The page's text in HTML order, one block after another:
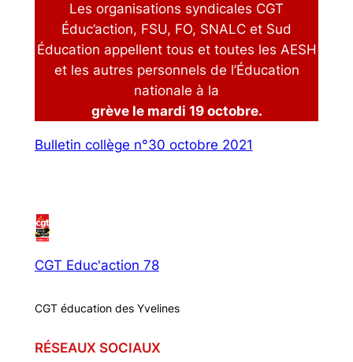
Les organisations syndicales CGT
Éduc’action, FSU, FO, SNALC et Sud
Éducation appellent tous et toutes les AESH
et les autres personnels de l’Éducation
nationale à la
grève le mardi 19 octobre.
Bulletin collège n°30 octobre 2021
CGT Educ'action 78
CGT éducation des Yvelines
RÉSEAUX SOCIAUX